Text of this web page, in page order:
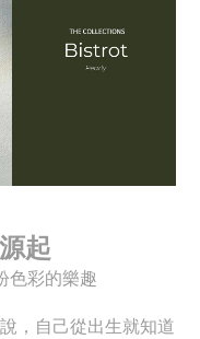
起
色彩的樂趣
，自己從出生就知道